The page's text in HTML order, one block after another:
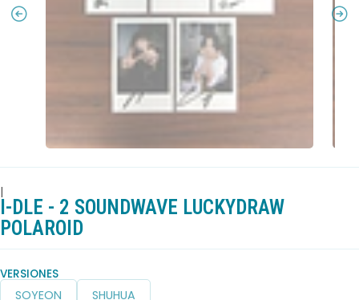
|
I-DLE - 2 SOUNDWAVE LUCKYDRAW
POLAROID
VERSIONES
SOYEON SHUHUA